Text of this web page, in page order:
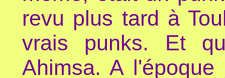
revu plus tard à
vrais punks. Et
Ahimsa. A